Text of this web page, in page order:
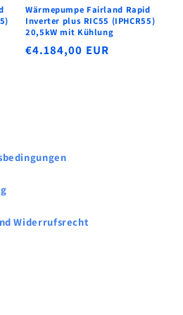
Wärmepumpe Fairland Rapid
Inverter plus RIC55 (IPHCR55)
20,5kW mit Kühlung
Normaler
€4.184,00 EUR
Widerrufsrecht